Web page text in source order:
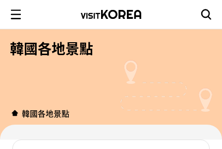
韓國各地景點
韓國各地景點